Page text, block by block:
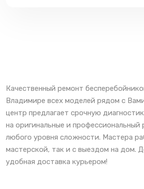
Качественный ремонт
Владимире всех моделей рядом с
центр предлагает срочную
на оригинальные и профессиональный
любого уровня сложности. Мастера
мастерской, так и с выездом на дом.
удобная доставка курьером!